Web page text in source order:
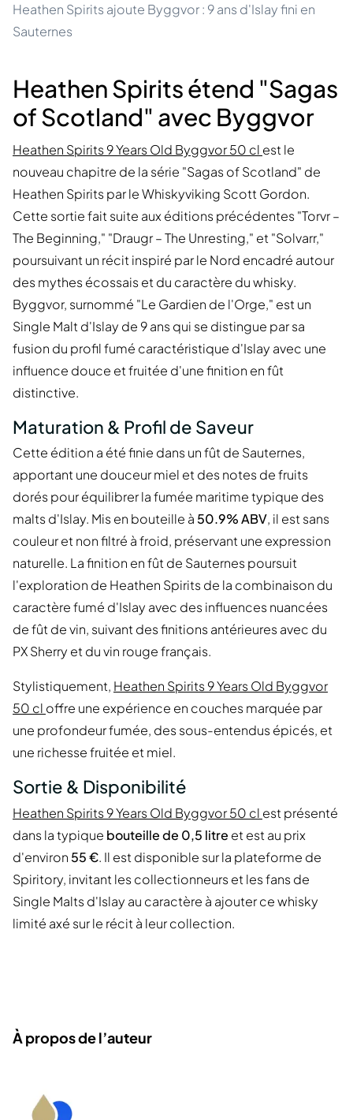
Heathen Spirits ajoute Byggvor : 9 ans d'Islay fini en
Sauternes
Heathen Spirits étend "Sagas
of Scotland" avec Byggvor
Heathen Spirits 9 Years Old Byggvor 50 cl est le
nouveau chapitre de la série "Sagas of Scotland" de
Heathen Spirits par le Whiskyviking Scott Gordon.
Cette sortie fait suite aux éditions précédentes "Torvr –
The Beginning," "Draugr – The Unresting," et "Solvarr,"
poursuivant un récit inspiré par le Nord encadré autour
des mythes écossais et du caractère du whisky.
Byggvor, surnommé "Le Gardien de l'Orge," est un
Single Malt d'Islay de 9 ans qui se distingue par sa
fusion du profil fumé caractéristique d'Islay avec une
influence douce et fruitée d'une finition en fût
distinctive.
Maturation & Profil de Saveur
Cette édition a été finie dans un fût de Sauternes,
apportant une douceur miel et des notes de fruits
dorés pour équilibrer la fumée maritime typique des
malts d'Islay. Mis en bouteille à 50.9% ABV, il est sans
couleur et non filtré à froid, préservant une expression
naturelle. La finition en fût de Sauternes poursuit
l'exploration de Heathen Spirits de la combinaison du
caractère fumé d'Islay avec des influences nuancées
de fût de vin, suivant des finitions antérieures avec du
PX Sherry et du vin rouge français.
Stylistiquement, Heathen Spirits 9 Years Old Byggvor
50 cl offre une expérience en couches marquée par
une profondeur fumée, des sous-entendus épicés, et
une richesse fruitée et miel.
Sortie & Disponibilité
Heathen Spirits 9 Years Old Byggvor 50 cl est présenté
dans la typique bouteille de 0,5 litre et est au prix
d'environ 55 €. Il est disponible sur la plateforme de
Spiritory, invitant les collectionneurs et les fans de
Single Malts d'Islay au caractère à ajouter ce whisky
limité axé sur le récit à leur collection.
À propos de l’auteur